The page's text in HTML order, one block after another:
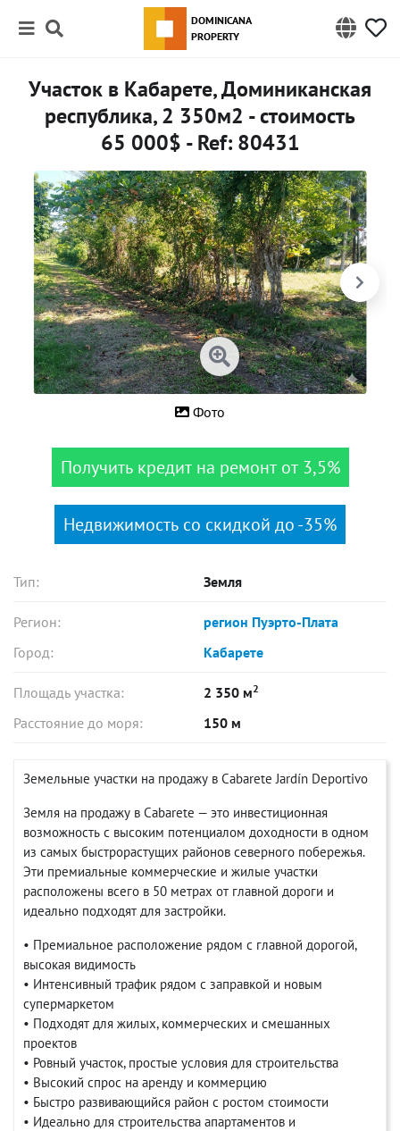
DOMINICANA
PROPERTY
Участок в Кабарете, Доминиканская
республика, 2 350м2 - стоимость
65 000$ - Ref: 80431
Фото
Получить кредит на ремонт от 3,5%
Недвижимость со скидкой до -35%
Тип: Земля
Регион:
регион Пуэрто-Плата
Город:
Кабарете
Площадь участка: 2 350 м2
Расстояние до моря: 150 м
Земельные участки на продажу в Cabarete Jardín Deportivo
Земля на продажу в Cabarete — это инвестиционная
возможность с высоким потенциалом доходности в одном
из самых быстрорастущих районов северного побережья.
Эти премиальные коммерческие и жилые участки
расположены всего в 50 метрах от главной дороги и
идеально подходят для застройки.
• Премиальное расположение рядом с главной дорогой,
высокая видимость
• Интенсивный трафик рядом с заправкой и новым
супермаркетом
• Подходят для жилых, коммерческих и смешанных
проектов
• Ровный участок, простые условия для строительства
• Высокий спрос на аренду и коммерцию
• Быстро развивающийся район с ростом стоимости
• Идеально для строительства апартаментов и